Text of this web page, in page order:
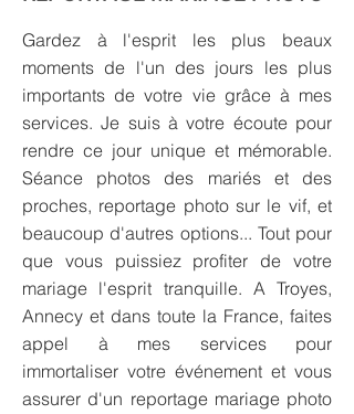
Gardez à l'esprit les plus beaux
moments de l'un des jours les plus
importants de votre vie grâce à mes
services. Je suis à votre écoute pour
rendre ce jour unique et mémorable.
Séance photos des mariés et des
proches, reportage photo sur le vif, et
beaucoup d'autres options... Tout pour
que vous puissiez profiter de votre
mariage l'esprit tranquille. A Troyes,
Annecy et dans toute la France, faites
appel à mes services pour
immortaliser votre événement et vous
assurer d'un reportage mariage photo